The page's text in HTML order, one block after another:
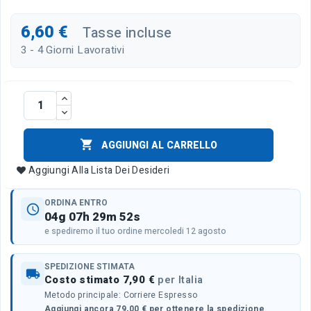
6,60 € Tasse incluse
3 - 4 Giorni Lavorativi

AGGIUNGI AL CARRELLO
Aggiungi Alla Lista Dei Desideri
schedule ORDINA ENTRO
04g 07h 29m 52s
e spediremo il tuo ordine mercoledi 12 agosto
local_shipping SPEDIZIONE STIMATA
Costo stimato 7,90 € per Italia
Metodo principale: Corriere Espresso